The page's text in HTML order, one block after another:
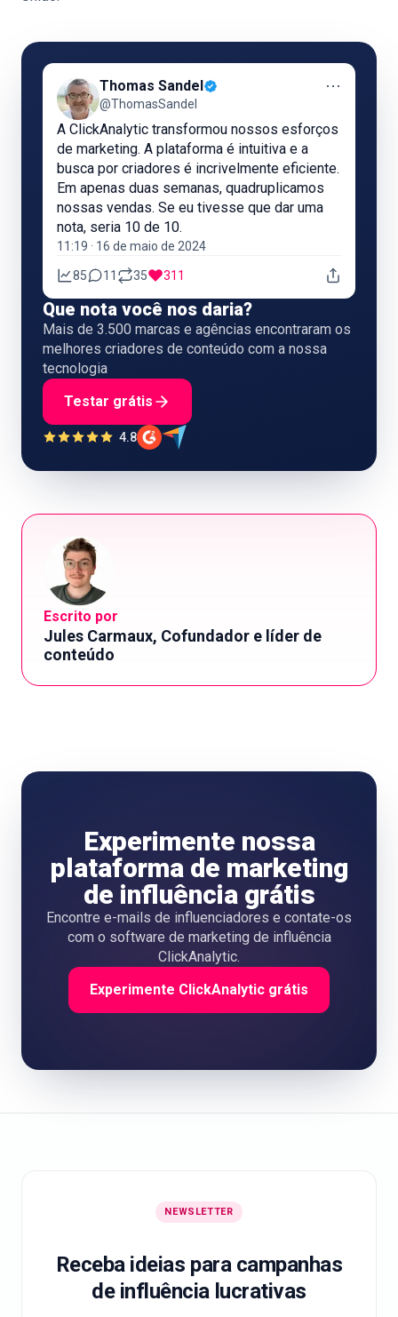
Thomas Sandel
@ThomasSandel
⋯
A ClickAnalytic transformou nossos esforços
de marketing. A plataforma é intuitiva e a
busca por criadores é incrivelmente eficiente.
Em apenas duas semanas, quadruplicamos
nossas vendas. Se eu tivesse que dar uma
nota, seria 10 de 10.
11:19 · 16 de maio de 2024
85 11 35 311
Que nota você nos daria?
Mais de 3.500 marcas e agências encontraram os
melhores criadores de conteúdo com a nossa
tecnologia
Testar grátis
4.8
Escrito por
Jules Carmaux, Cofundador e líder de
conteúdo
Experimente nossa
plataforma de marketing
de influência grátis
Encontre e-mails de influenciadores e contate-os
com o software de marketing de influência
ClickAnalytic.
Experimente ClickAnalytic grátis
NEWSLETTER
Receba ideias para campanhas
de influência lucrativas